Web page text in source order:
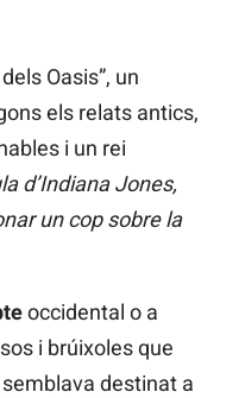
Oasis”, un
els relats antics,
i un rei
d’Indiana Jones,
un cop sobre la
occidental o a
i brúixoles que
destinat a